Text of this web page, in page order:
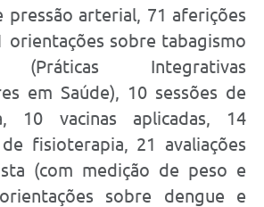
pressão arterial, 71 aferições
orientações sobre tabagismo
Integrativas
em Saúde), 10 sessões de
10 vacinas aplicadas, 14
fisioterapia, 21 avaliações
(com medição de peso e
sobre dengue e